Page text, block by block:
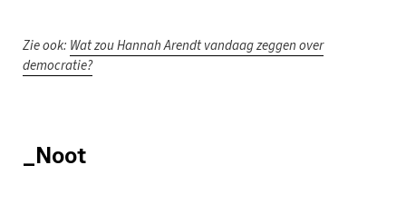
Zie ook: Wat zou Hannah Arendt vandaag zeggen over
democratie?
_Noot